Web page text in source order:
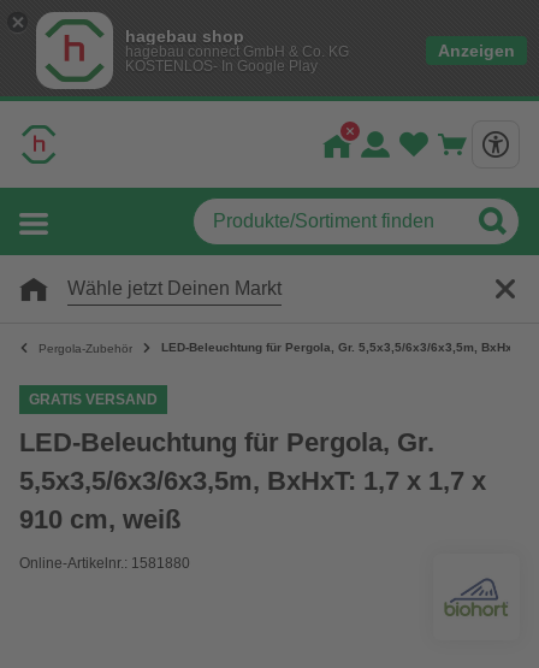
hagebau shop
hagebau connect GmbH & Co. KG
KOSTENLOS- In Google Play
Anzeigen
Wähle jetzt Deinen Markt
Pergola-Zubehör LED-Beleuchtung für Pergola, Gr. 5,5x3,5/6x3/6x3,5m, BxHxT:
GRATIS VERSAND
LED-Beleuchtung für Pergola, Gr.
5,5x3,5/6x3/6x3,5m, BxHxT: 1,7 x 1,7 x
910 cm, weiß
Online-Artikelnr.: 1581880